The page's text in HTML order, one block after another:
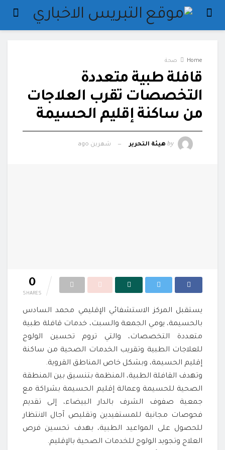
Home صحة
قافلة طبية متعددة
التخصصات تقرب العلاجات
من ساكنة إقليم الحسيمة
by هيئة التحرير شهرين ago
0
SHARES
يستقبل المركز الاستشفائي الإقليمي محمد السادس
بالحسيمة، يومي الجمعة والسبت، خدمات قافلة طبية
متعددة التخصصات، والتي تروم تحسين الولوج
للعلاجات الطبية وتقريب الخدمات الصحية من ساكنة
إقليم الحسيمة، وبشكل خاص المناطق القروية.
وتهدف القافلة الطبية، المنظمة بتنسيق بين المنطقة
الصحية للحسيمة وعمالة إقليم الحسيمة بشراكة مع
جمعية صفوف الشرف بالدار البيضاء، إلى تقديم
فحوصات مجانية للمستفيدين وتقليص آجال الانتظار
للحصول على المواعيد الطبية، بهدف تحسين فرص
العلاج وتجويد الولوج للخدمات الصحية بالإقليم.